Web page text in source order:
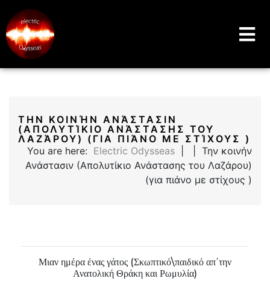
Electric Odysseas
Music Education Blog And Website
ΤΗΝ ΚΟΙΝΉΝ ΑΝΆΣΤΑΣΙΝ
(ΑΠΟΛΥΤΊΚΙΟ ΑΝΆΣΤΑΣΗΣ ΤΟΥ
ΛΑΖΆΡΟΥ) (ΓΙΑ ΠΙΆΝΟ ΜΕ ΣΤΊΧΟΥΣ )
You are here: Electric Odysseas | | Την κοινήν
Ανάστασιν (Απολυτίκιο Ανάστασης του Λαζάρου)
(για πιάνο με στίχους )
Μιαν ημέρα ένας γάτος (Σκωπτικό\παιδικό απ΄την
Ανατολική Θράκη και Ρωμυλία)